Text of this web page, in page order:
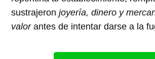
sustrajeronjoyería, dinero y
valorantes de intentar darse a la